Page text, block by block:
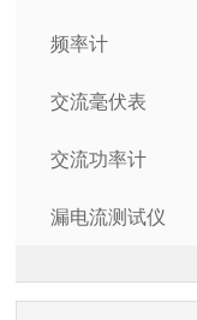
频率计
交流毫伏表
交流功率计
漏电流测试仪